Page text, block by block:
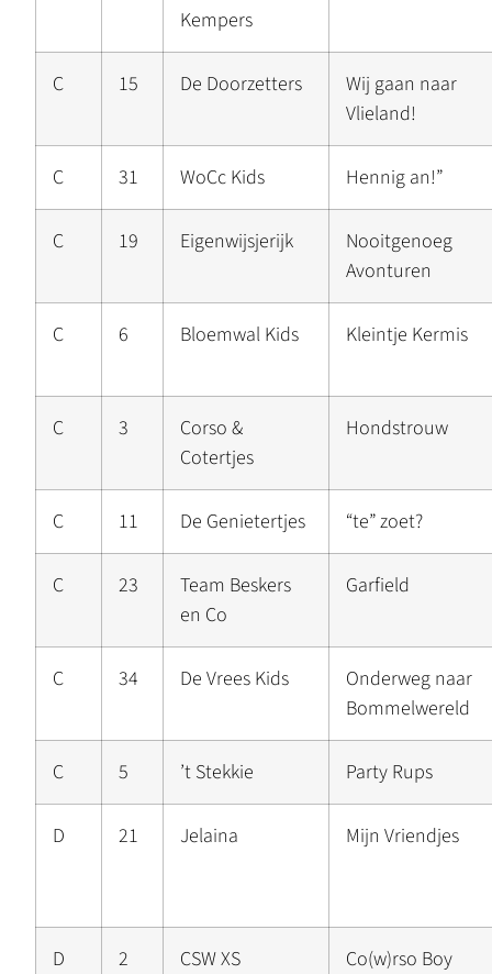
Kempers
C 15 De Doorzetters
Wij gaan naar
Vlieland!
C 31 WoCc Kids Hennig an!”
C 19 Eigenwijsjerijk
Nooitgenoeg
Avonturen
C 6 Bloemwal Kids Kleintje Kermis
C 3
Corso &
Cotertjes
Hondstrouw
C 11 De Genietertjes “te” zoet?
C 23
Team Beskers
en Co
Garfield
C 34 De Vrees Kids
Onderweg naar
Bommelwereld
C 5 ’t Stekkie Party Rups
D 21 Jelaina Mijn Vriendjes
D 2 CSW XS Co(w)rso Boy